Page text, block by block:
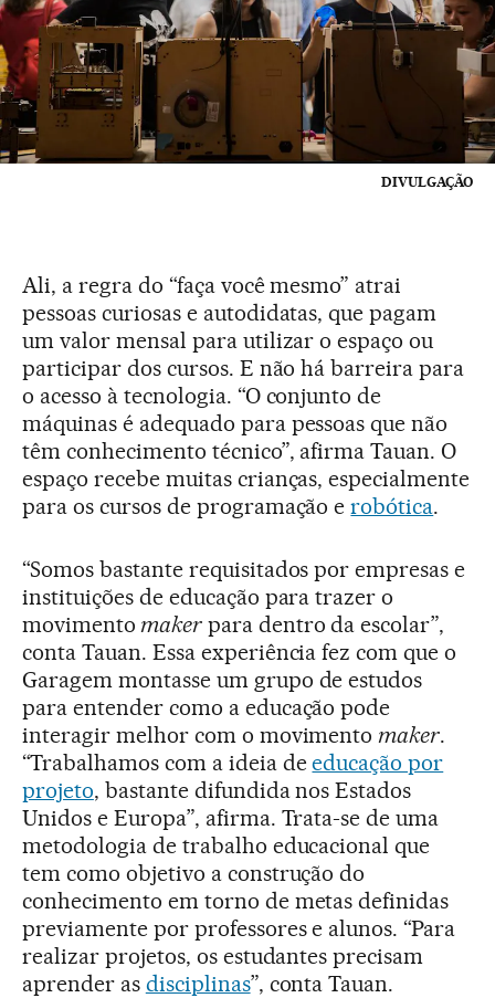
DIVULGAÇÃO
Ali, a regra do “faça você mesmo” atrai
pessoas curiosas e autodidatas, que pagam
um valor mensal para utilizar o espaço ou
participar dos cursos. E não há barreira para
o acesso à tecnologia. “O conjunto de
máquinas é adequado para pessoas que não
têm conhecimento técnico”, afirma Tauan. O
espaço recebe muitas crianças, especialmente
para os cursos de programação erobótica.
“Somos bastante requisitados por empresas e
instituições de educação para trazer o
movimento makerpara dentro da escolar”,
conta Tauan. Essa experiência fez com que o
Garagem montasse um grupo de estudos
para entender como a educação pode
interagir melhor com o movimento maker.
“Trabalhamos com a ideia deeducação por
projeto, bastante difundida nos Estados
Unidos e Europa”, afirma. Trata-se de uma
metodologia de trabalho educacional que
tem como objetivo a construção do
conhecimento em torno de metas definidas
previamente por professores e alunos. “Para
realizar projetos, os estudantes precisam
aprender as disciplinas”, conta Tauan.